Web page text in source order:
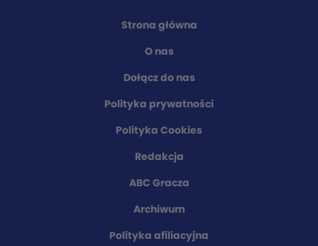
Strona główna
O nas
Dołącz do nas
Polityka prywatności
Polityka Cookies
Redakcja
ABC Gracza
Archiwum
Polityka afiliacyjna